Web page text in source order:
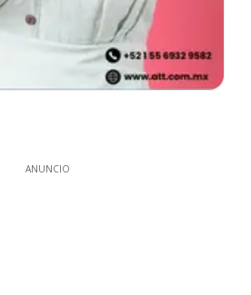
ANUNCIO